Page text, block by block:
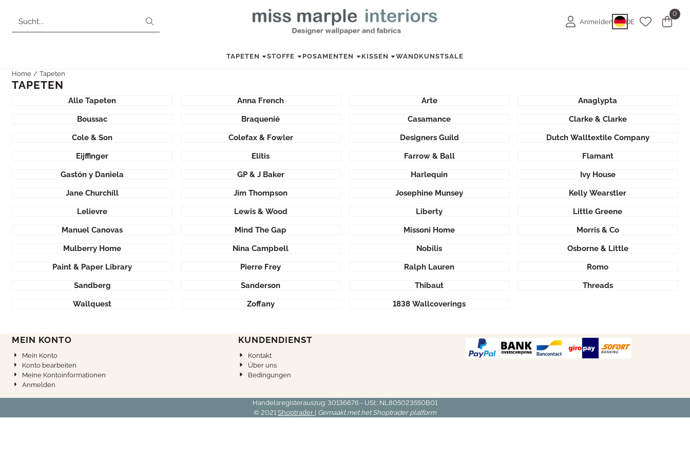
Anmelden DE
0
TAPETEN STOFFE POSAMENTEN KISSEN WANDKUNSTSALE
Home / Tapeten
TAPETEN
Alle Tapeten Anna French Arte
Anaglypta
Boussac
Braquenié Casamance
Clarke & Clarke
Cole & Son
Colefax & Fowler Designers Guild
Dutch Walltextile Company
Eijffinger
Elitis Farrow & Ball
Flamant
Gastón y Daniela
GP & J Baker Harlequin
Ivy House
Jane Churchill
Jim Thompson Josephine Munsey
Kelly Wearstler
Lelievre
Lewis & Wood Liberty
Little Greene
Manuel Canovas
Mind The Gap Missoni Home
Morris & Co
Mulberry Home
Nina Campbell Nobilis
Osborne & Little
Paint & Paper Library
Pierre Frey Ralph Lauren
Romo
Sandberg
Sanderson Thibaut
Threads
Wallquest
Zoffany 1838 Wallcoverings
MEIN KONTO
Mein Konto
Konto bearbeiten
Meine Kontoinformationen
Anmelden
KUNDENDIENST
Kontakt
Über uns
Bedingungen
Handelsregisterauszug: 30136676 - USt.: NL805023550B01
© 2021 Shoptrader Gemaakt met het Shoptrader platform